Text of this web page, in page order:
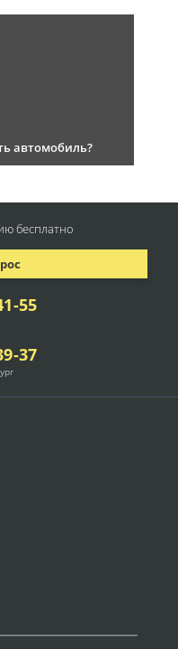
автомобиль?
55
37
бесплатно